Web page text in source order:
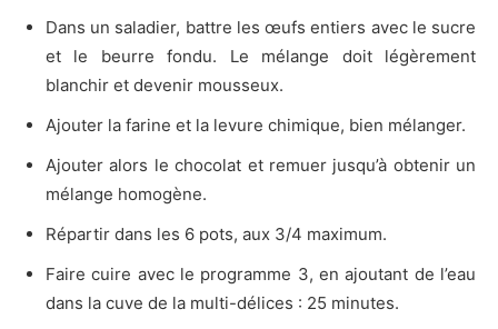
Dans un saladier, battre les œufs entiers avec le sucre
et le beurre fondu. Le mélange doit légèrement
blanchir et devenir mousseux.
Ajouter la farine et la levure chimique, bien mélanger.
Ajouter alors le chocolat et remuer jusqu’à obtenir un
mélange homogène.
Répartir dans les 6 pots, aux 3/4 maximum.
Faire cuire avec le programme 3, en ajoutant de l’eau
dans la cuve de la multi-délices : 25 minutes.